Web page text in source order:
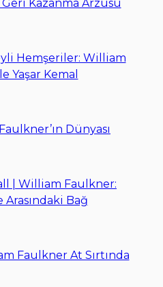
Kazanma Arzusu
Hemşeriler: William
Yaşar Kemal
Dünyası
| William Faulkner:
Bağ
Faulkner At Sırtında